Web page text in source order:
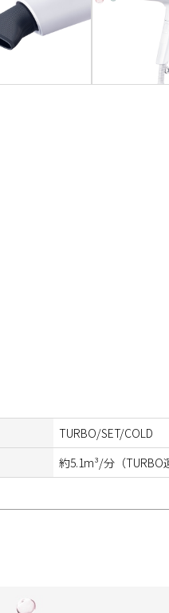
TURBO/SET/COLD
約5.1m³/分（TURBO